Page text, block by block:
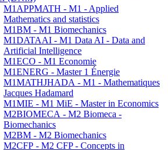
M1APPMATH - M1 - Applied
Mathematics and statistics
M1BM - M1 Biomechanics
M1DATAAI - M1 Data AI - Data and
Artificial Intelligence
M1ECO - M1 Economie
M1ENERG - Master 1 Énergie
M1MATHJHADA - M1 - Mathematiques
Jacques Hadamard
M1MIE - M1 MiE - Master in Economics
M2BIOMECA - M2 Biomeca -
Biomechanics
M2BM - M2 Biomechanics
M2CFP - M2 CFP - Concepts in